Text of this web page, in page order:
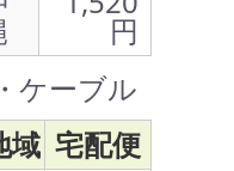
円
ケーブル
域 宅配便